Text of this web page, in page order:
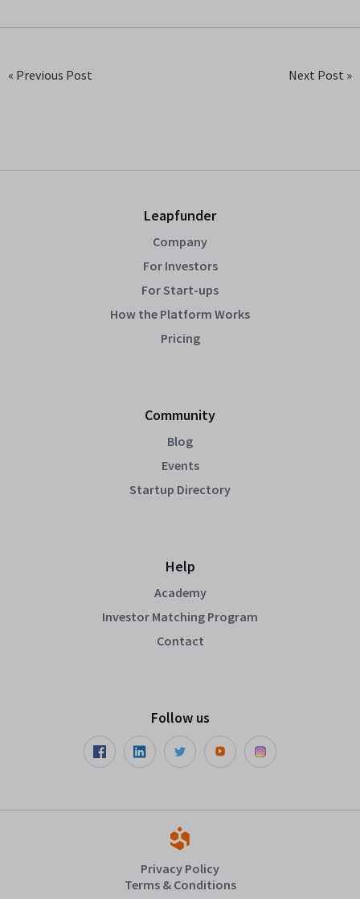
« Previous Post Next Post »
Leapfunder
Company
For Investors
For Start-ups
How the Platform Works
Pricing
Community
Blog
Events
Startup Directory
Help
Academy
Investor Matching Program
Contact
Follow us
Privacy Policy
Terms & Conditions